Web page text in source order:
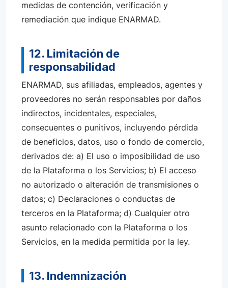
medidas de contención, verificación y
remediación que indique ENARMAD.
12. Limitación de
responsabilidad
ENARMAD, sus afiliadas, empleados, agentes y
proveedores no serán responsables por daños
indirectos, incidentales, especiales,
consecuentes o punitivos, incluyendo pérdida
de beneficios, datos, uso o fondo de comercio,
derivados de: a) El uso o imposibilidad de uso
de la Plataforma o los Servicios; b) El acceso
no autorizado o alteración de transmisiones o
datos; c) Declaraciones o conductas de
terceros en la Plataforma; d) Cualquier otro
asunto relacionado con la Plataforma o los
Servicios, en la medida permitida por la ley.
13. Indemnización